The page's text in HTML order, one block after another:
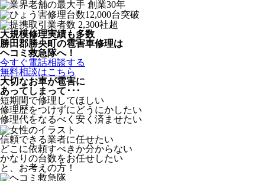
大規模修理実績も多数
勝田郡勝央町の雹害車修理は
ヘコミ救急隊へ！
今すぐ電話相談する
無料相談はこちら
大切なお車が雹害に
あってしまって･･･
短期間で修理してほしい
修理歴をつけずにどうにかしたい
修理代をなるべく安く済ませたい
信頼できる業者に任せたい
どこに依頼すべきか分からない
かなりの台数をお任せしたい
と、お考えの方！